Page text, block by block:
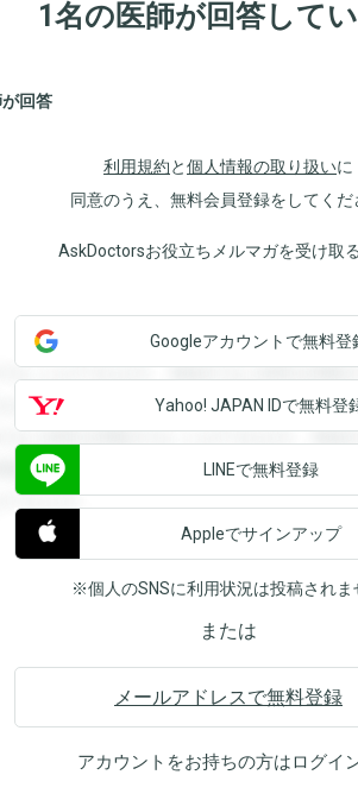
1名の医師が回答して
回答
利用規約と個人情報の取り扱いに
同意のうえ、無料会員登録をしてくだ
AskDoctorsお役立ちメルマガを受け取る
ることができます。登録すると回答を閲覧
ます。登録すると回答を閲覧することがで
ると回答を閲覧することができます。登録
覧することができます。登録すると回答を
できます。
Googleアカウントで無料登
Yahoo! JAPAN IDで無料登
LINEで無料登録
Appleでサインアップ
※個人のSNSに利用状況は投稿されま
または
メールアドレスで無料登録
アカウントをお持ちの方はログイ